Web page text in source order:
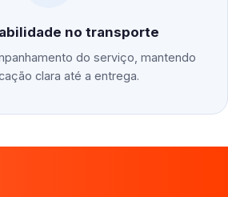
no transporte
do serviço, mantendo
clara até a entrega.